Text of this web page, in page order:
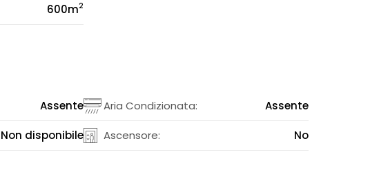
600m2
Assente Aria Condizionata: Assente
Non disponibile Ascensore: No